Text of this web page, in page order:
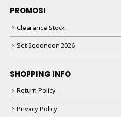
PROMOSI
Clearance Stock
Set Sedondon 2026
SHOPPING INFO
Return Policy
Privacy Policy